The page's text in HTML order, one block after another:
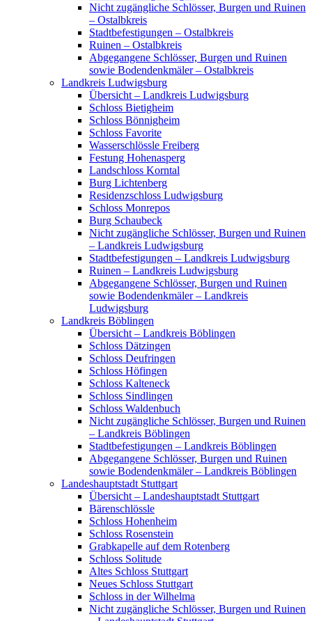
Nicht zugängliche Schlösser, Burgen und Ruinen
– Ostalbkreis
Stadtbefestigungen – Ostalbkreis
Ruinen – Ostalbkreis
Abgegangene Schlösser, Burgen und Ruinen
sowie Bodendenkmäler – Ostalbkreis
Landkreis Ludwigsburg
Übersicht – Landkreis Ludwigsburg
Schloss Bietigheim
Schloss Bönnigheim
Schloss Favorite
Wasserschlössle Freiberg
Festung Hohenasperg
Landschloss Korntal
Burg Lichtenberg
Residenzschloss Ludwigsburg
Schloss Monrepos
Burg Schaubeck
Nicht zugängliche Schlösser, Burgen und Ruinen
– Landkreis Ludwigsburg
Stadtbefestigungen – Landkreis Ludwigsburg
Ruinen – Landkreis Ludwigsburg
Abgegangene Schlösser, Burgen und Ruinen
sowie Bodendenkmäler – Landkreis
Ludwigsburg
Landkreis Böblingen
Übersicht – Landkreis Böblingen
Schloss Dätzingen
Schloss Deufringen
Schloss Höfingen
Schloss Kalteneck
Schloss Sindlingen
Schloss Waldenbuch
Nicht zugängliche Schlösser, Burgen und Ruinen
– Landkreis Böblingen
Stadtbefestigungen – Landkreis Böblingen
Abgegangene Schlösser, Burgen und Ruinen
sowie Bodendenkmäler – Landkreis Böblingen
Landeshauptstadt Stuttgart
Übersicht – Landeshauptstadt Stuttgart
Bärenschlössle
Schloss Hohenheim
Schloss Rosenstein
Grabkapelle auf dem Rotenberg
Schloss Solitude
Altes Schloss Stuttgart
Neues Schloss Stuttgart
Schloss in der Wilhelma
Nicht zugängliche Schlösser, Burgen und Ruinen